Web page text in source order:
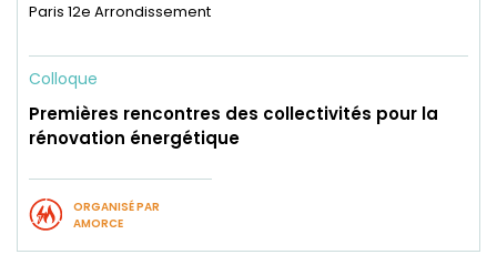
Paris 12e Arrondissement
Colloque
Premières rencontres des collectivités pour la
rénovation énergétique
ORGANISÉ PAR
AMORCE